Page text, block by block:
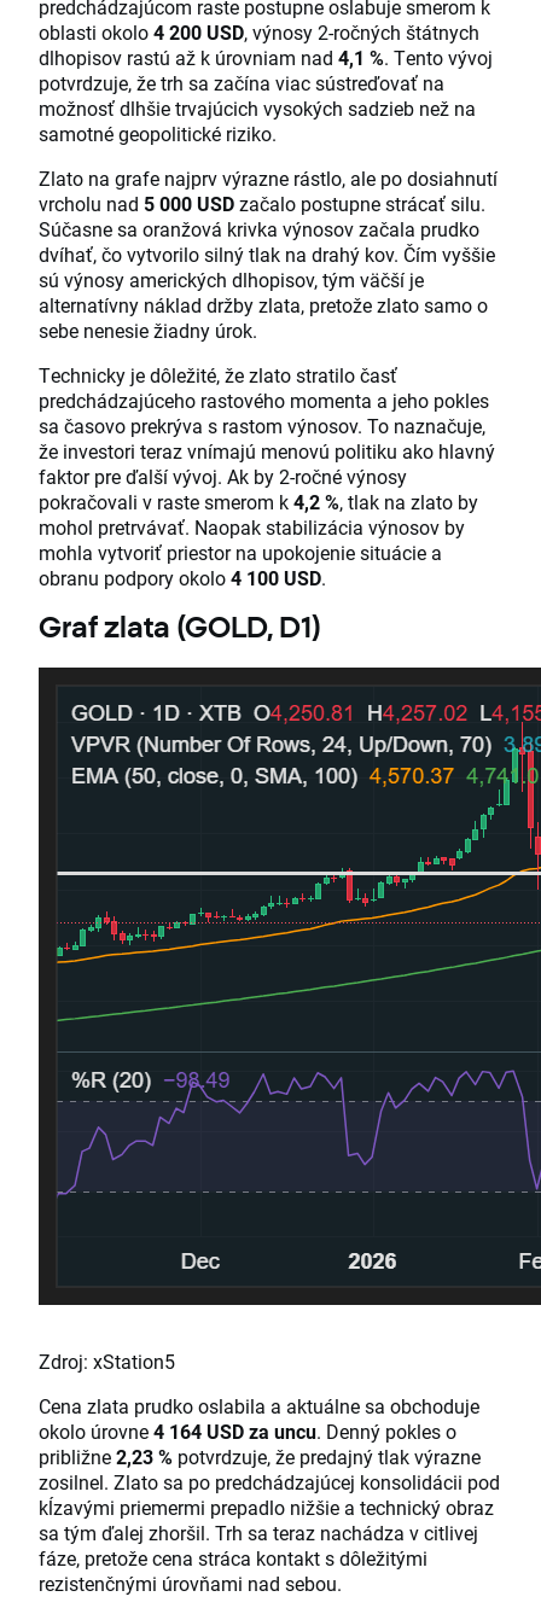
predchádzajúcom raste postupne oslabuje smerom k
oblasti okolo4 200 USD, výnosy 2-ročných štátnych
dlhopisov rastú až k úrovniam nad 4,1 %. Tento vývoj
potvrdzuje, že trh sa začína viac sústreďovať na
možnosť dlhšie trvajúcich vysokých sadzieb než na
samotné geopolitické riziko.
Zlato na grafe najprv výrazne rástlo, ale po dosiahnutí
vrcholu nad 5 000 USDzačalo postupne strácať silu.
Súčasne sa oranžová krivka výnosov začala prudko
dvíhať, čo vytvorilo silný tlak na drahý kov. Čím vyššie
sú výnosy amerických dlhopisov, tým väčší je
alternatívny náklad držby zlata, pretože zlato samo o
sebe nenesie žiadny úrok.
Technicky je dôležité, že zlato stratilo časť
predchádzajúceho rastového momenta a jeho pokles
sa časovo prekrýva s rastom výnosov. To naznačuje,
že investori teraz vnímajú menovú politiku ako hlavný
faktor pre ďalší vývoj. Ak by 2-ročné výnosy
pokračovali v raste smerom k4,2 %, tlak na zlato by
mohol pretrvávať. Naopak stabilizácia výnosov by
mohla vytvoriť priestor na upokojenie situácie a
obranu podpory okolo4 100 USD.
Graf zlata (GOLD, D1)
Zdroj: xStation5
Cena zlata prudko oslabila a aktuálne sa obchoduje
okolo úrovne4 164 USD za uncu. Denný pokles o
približne2,23 % potvrdzuje, že predajný tlak výrazne
zosilnel. Zlato sa po predchádzajúcej konsolidácii pod
kĺzavými priemermi prepadlo nižšie a technický obraz
sa tým ďalej zhoršil. Trh sa teraz nachádza v citlivej
fáze, pretože cena stráca kontakt s dôležitými
rezistenčnými úrovňami nad sebou.